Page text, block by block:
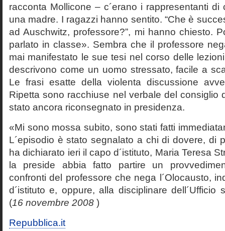
racconta Mollicone – c´erano i rappresentanti
una madre. I ragazzi hanno sentito. “Che è
ad Auschwitz, professore?”, mi hanno chiesto.
parlato in classe». Sembra che il professore
mai manifestato le sue tesi nel corso delle
descrivono come un uomo stressato, facile a
Le frasi esatte della violenta discussione
Ripetta sono racchiuse nel verbale del consiglio
stato ancora riconsegnato in presidenza.
«Mi sono mossa subito, sono stati fatti
L´episodio è stato segnalato a chi di dovere, di
ha dichiarato ieri il capo d´istituto, Maria Teresa
la preside abbia fatto partire un
confronti del professore che nega l´Olocausto,
d´istituto e, oppure, alla disciplinare dell´Ufficio
(16 novembre 2008 )
Repubblica.it